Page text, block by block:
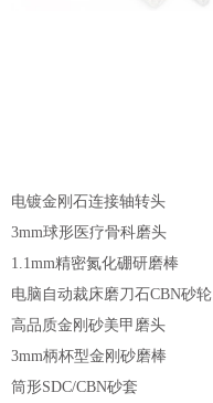
电镀金刚石连接轴转头
3mm球形医疗骨科磨头
1.1mm精密氮化硼研磨棒
电脑自动裁床磨刀石CBN砂轮
高品质金刚砂美甲磨头
3mm柄杯型金刚砂磨棒
筒形SDC/CBN砂套